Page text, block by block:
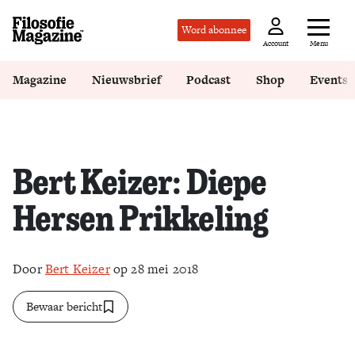
Word abonnee
Account Menu
Magazine Nieuwsbrief Podcast Shop Events
Bert Keizer: Diepe
Hersen Prikkeling
DoorBert Keizerop 28 mei 2018
Bewaar bericht